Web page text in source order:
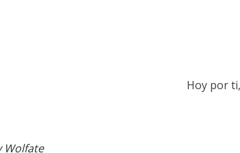
Hoy por
Wolfate